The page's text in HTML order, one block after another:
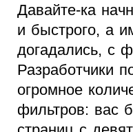
Давайте-ка
и быстрого, а
догадались, с
Разработчики
огромное
фильтров: вас